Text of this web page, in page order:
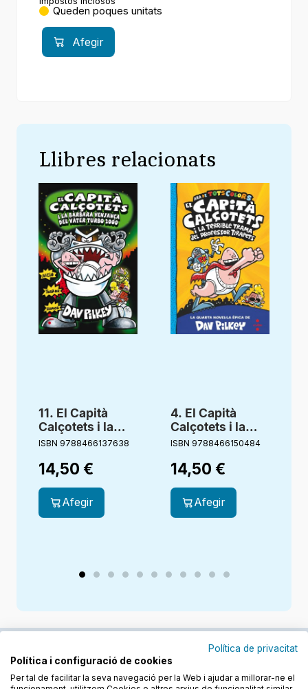
Queden poques unitats
Afegir
Llibres relacionats
11. El Capità
Calçotets i la
bàrbara
Vàter Turbo
2000
ISBN 9788466137638
14,50 €
Afegir
4. El Capità
Calçotets i la
terrible trama del
Tirapets
ISBN 9788466150484
14,50 €
Afegir
Política de privacitat
Política i configuració de cookies
Per tal de facilitar la seva navegació per la Web i ajudar a millorar-ne el